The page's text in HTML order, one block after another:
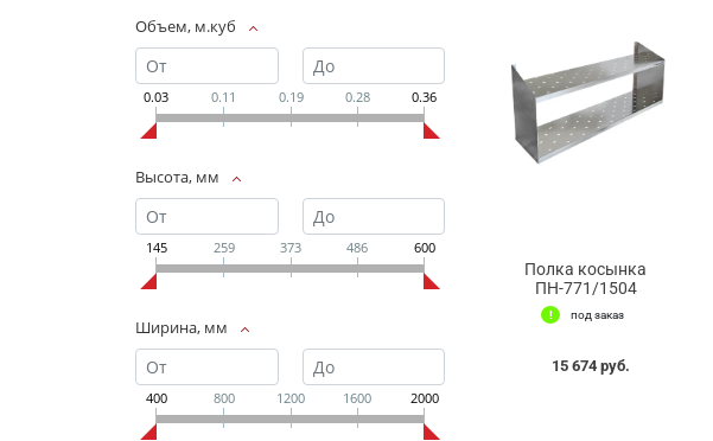
Объем, м.куб
0.03 0.11 0.19 0.28 0.36
Высота, мм
145 259 373 486 600
Ширина, мм
400 800 1200 1600 2000
Полка косынка
ПН-771/1504
под заказ
15 674 руб.